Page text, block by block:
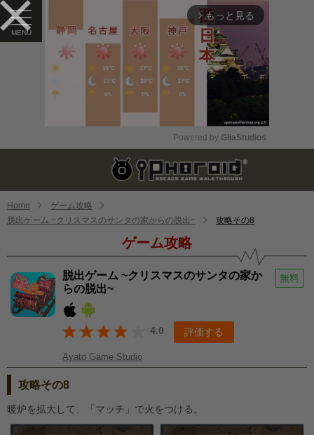
arrow_forward_ios もっと見る
Mute
Powered by GliaStudios
Home
ゲーム攻略
脱出ゲーム ~クリスマスのサンタの家からの脱出~
攻略その8
ゲーム攻略
脱出ゲーム ~クリスマスのサンタの家か
らの脱出~
無料
4.0 評価する
Ayato Game Studio
攻略その8
暖炉を拡大して、「マッチ」で火をつける。